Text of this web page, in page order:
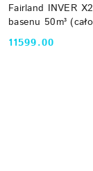
Fairland INVER
basenu 50m³
Cena:
11599.00